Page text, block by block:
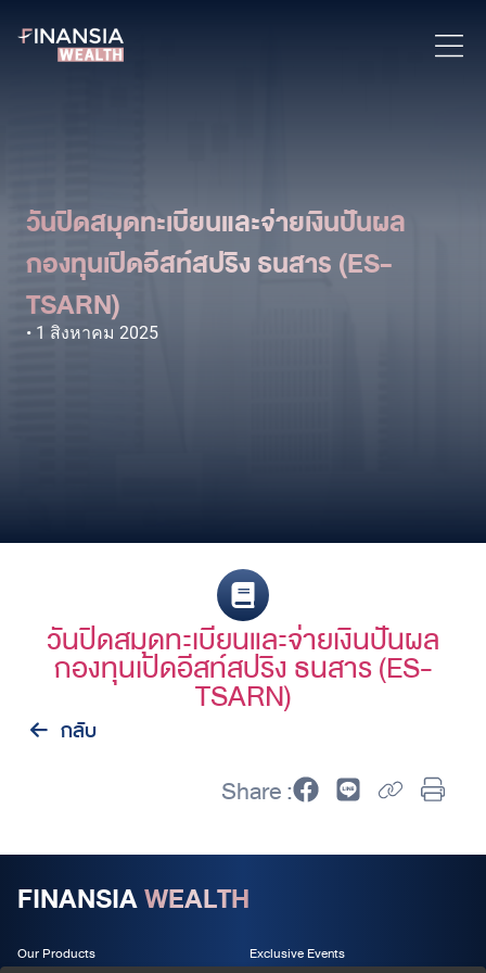
วันปิดสมุดทะเบียนและจ่ายเงินปันผล
กองทุนเปิดอีสท์สปริง ธนสาร (ES-
TSARN)
1 สิงหาคม 2025
วันปิดสมุดทะเบียนและจ่ายเงินปันผล
กองทุนเปิดอีสท์สปริง ธนสาร (ES-
TSARN)
กลับ
Share :
FINANSIAWEALTH
Our Products Exclusive Events